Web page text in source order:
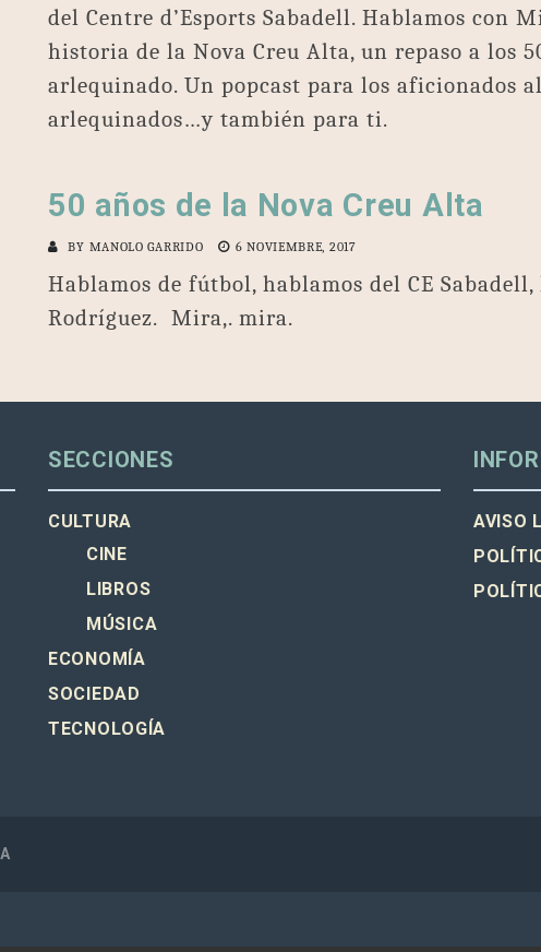
del Centre d’Esports Sabadell. Hablamos con
historia de la Nova Creu Alta, un repaso a los
arlequinado. Un popcast para los aficionados
arlequinados…y también para ti.
50 años de la Nova Creu Alta
BY MANOLO GARRIDO 6 NOVIEMBRE, 2017
Hablamos de fútbol, hablamos del CE
Rodríguez. Mira,. mira.
SECCIONES
CULTURA
CINE
LIBROS
MÚSICA
ECONOMÍA
SOCIEDAD
TECNOLOGÍA
AVISO